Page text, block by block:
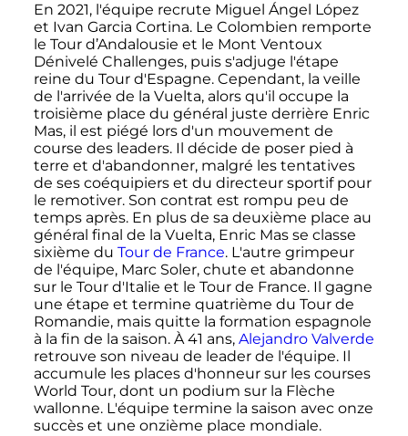
En 2021, l'équipe recrute Miguel Ángel López
et Ivan Garcia Cortina. Le Colombien remporte
le Tour d’Andalousie et le Mont Ventoux
Dénivelé Challenges, puis s'adjuge l'étape
reine du Tour d'Espagne. Cependant, la veille
de l'arrivée de la Vuelta, alors qu'il occupe la
troisième place du général juste derrière Enric
Mas, il est piégé lors d'un mouvement de
course des leaders. Il décide de poser pied à
terre et d'abandonner, malgré les tentatives
de ses coéquipiers et du directeur sportif pour
le remotiver. Son contrat est rompu peu de
temps après. En plus de sa deuxième place au
général final de la Vuelta, Enric Mas se classe
sixième du Tour de France. L'autre grimpeur
de l'équipe, Marc Soler, chute et abandonne
sur le Tour d'Italie et le Tour de France. Il gagne
une étape et termine quatrième du Tour de
Romandie, mais quitte la formation espagnole
à la fin de la saison. À 41 ans, Alejandro Valverde
retrouve son niveau de leader de l'équipe. Il
accumule les places d'honneur sur les courses
World Tour, dont un podium sur la Flèche
wallonne. L'équipe termine la saison avec onze
succès et une onzième place mondiale.